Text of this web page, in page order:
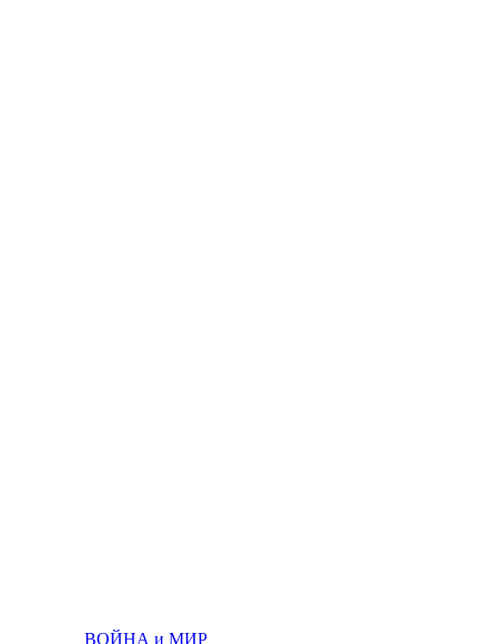
ВОЙНА и МИР